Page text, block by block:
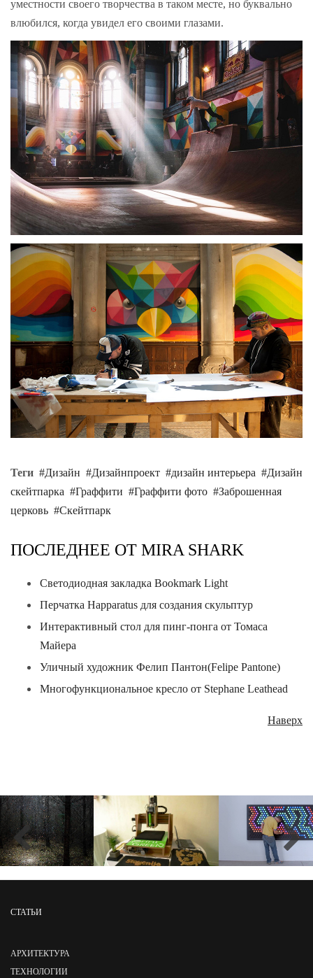
уместности своего творчества в таком месте, но буквально
влюбился, когда увидел его своими глазами.
Теги Дизайн Дизайнпроект дизайн интерьера
Дизайн
скейтпарка
Граффити Граффити фото
Заброшенная
церковь
Скейтпарк
ПОСЛЕДНЕЕ ОТ MIRA SHARK
Светодиодная закладка Bookmark Light
Перчатка Happaratus для создания скульптур
Интерактивный стол для пинг-понга от Томаса
Майера
Уличный художник Фелип Пантон(Felipe Pantone)
Многофункциональное кресло от Stephane Leathead
Наверх
СТАТЬИ
АРХИТЕКТУРА
ТЕХНОЛОГИИ